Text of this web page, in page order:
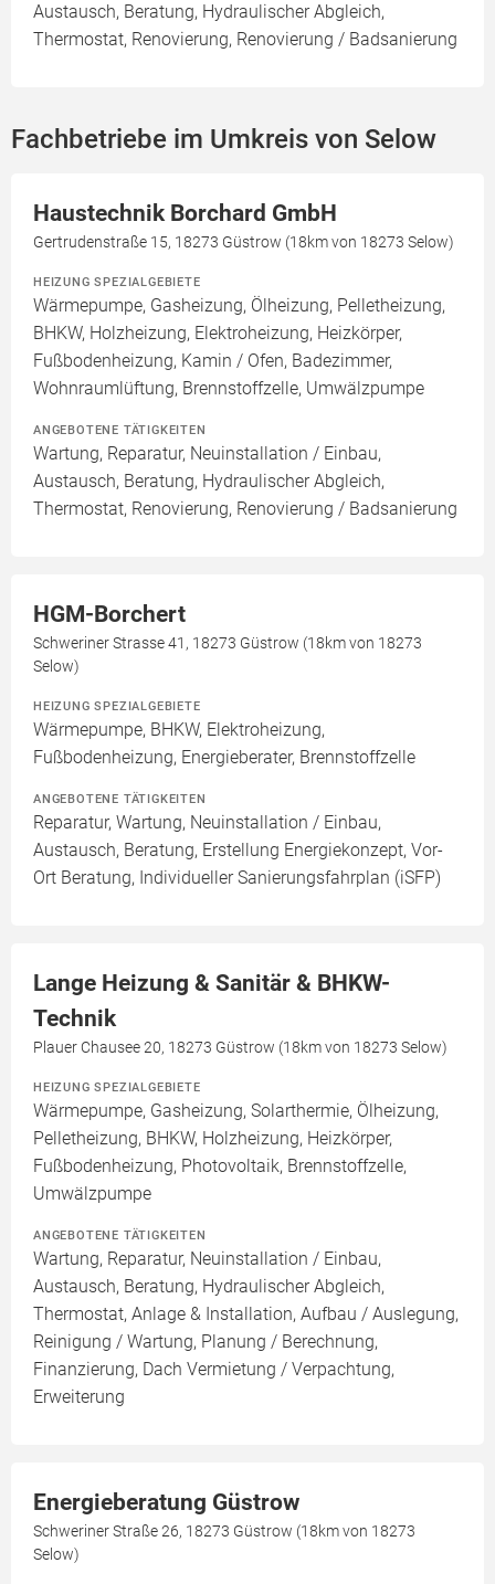
Austausch, Beratung, Hydraulischer Abgleich,
Thermostat, Renovierung, Renovierung / Badsanierung
Fachbetriebe im Umkreis von Selow
Haustechnik Borchard GmbH
Gertrudenstraße 15, 18273 Güstrow (18km von 18273 Selow)
HEIZUNG SPEZIALGEBIETE
Wärmepumpe, Gasheizung, Ölheizung, Pelletheizung,
BHKW, Holzheizung, Elektroheizung, Heizkörper,
Fußbodenheizung, Kamin / Ofen, Badezimmer,
Wohnraumlüftung, Brennstoffzelle, Umwälzpumpe
ANGEBOTENE TÄTIGKEITEN
Wartung, Reparatur, Neuinstallation / Einbau,
Austausch, Beratung, Hydraulischer Abgleich,
Thermostat, Renovierung, Renovierung / Badsanierung
HGM-Borchert
Schweriner Strasse 41, 18273 Güstrow (18km von 18273
Selow)
HEIZUNG SPEZIALGEBIETE
Wärmepumpe, BHKW, Elektroheizung,
Fußbodenheizung, Energieberater, Brennstoffzelle
ANGEBOTENE TÄTIGKEITEN
Reparatur, Wartung, Neuinstallation / Einbau,
Austausch, Beratung, Erstellung Energiekonzept, Vor-
Ort Beratung, Individueller Sanierungsfahrplan (iSFP)
Lange Heizung & Sanitär & BHKW-
Technik
Plauer Chausee 20, 18273 Güstrow (18km von 18273 Selow)
HEIZUNG SPEZIALGEBIETE
Wärmepumpe, Gasheizung, Solarthermie, Ölheizung,
Pelletheizung, BHKW, Holzheizung, Heizkörper,
Fußbodenheizung, Photovoltaik, Brennstoffzelle,
Umwälzpumpe
ANGEBOTENE TÄTIGKEITEN
Wartung, Reparatur, Neuinstallation / Einbau,
Austausch, Beratung, Hydraulischer Abgleich,
Thermostat, Anlage & Installation, Aufbau / Auslegung,
Reinigung / Wartung, Planung / Berechnung,
Finanzierung, Dach Vermietung / Verpachtung,
Erweiterung
Energieberatung Güstrow
Schweriner Straße 26, 18273 Güstrow (18km von 18273
Selow)